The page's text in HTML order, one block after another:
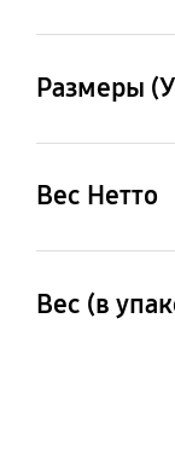
185X600X180
Размеры
248X795X240
Вес Нетто
5.9 кг
Вес (в